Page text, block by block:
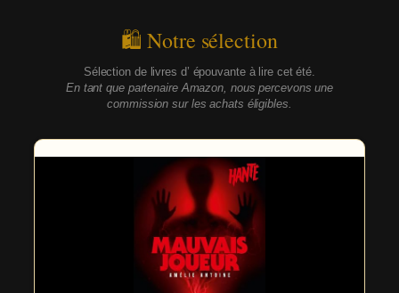
🛍 Notre sélection
Sélection de livres d’ épouvante à lire cet été.
En tant que partenaire Amazon, nous percevons une
commission sur les achats éligibles.